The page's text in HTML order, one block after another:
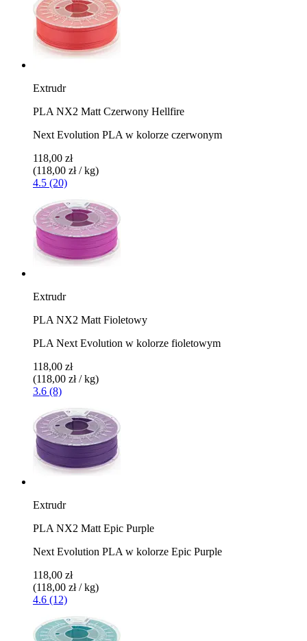
Extrudr
PLA NX2 Matt Czerwony Hellfire
Next Evolution PLA w kolorze czerwonym
118,00 zł
(118,00 zł / kg)
4.5 (20)
Extrudr
PLA NX2 Matt Fioletowy
PLA Next Evolution w kolorze fioletowym
118,00 zł
(118,00 zł / kg)
3.6 (8)
Extrudr
PLA NX2 Matt Epic Purple
Next Evolution PLA w kolorze Epic Purple
118,00 zł
(118,00 zł / kg)
4.6 (12)